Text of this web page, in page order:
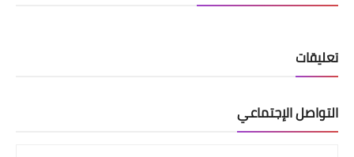
تعليقات
التواصل الإجتماعي